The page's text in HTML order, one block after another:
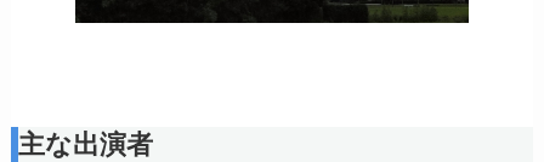
主な出演者